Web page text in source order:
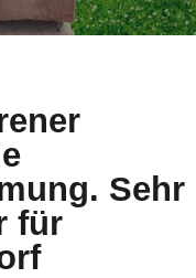
Sehr
für